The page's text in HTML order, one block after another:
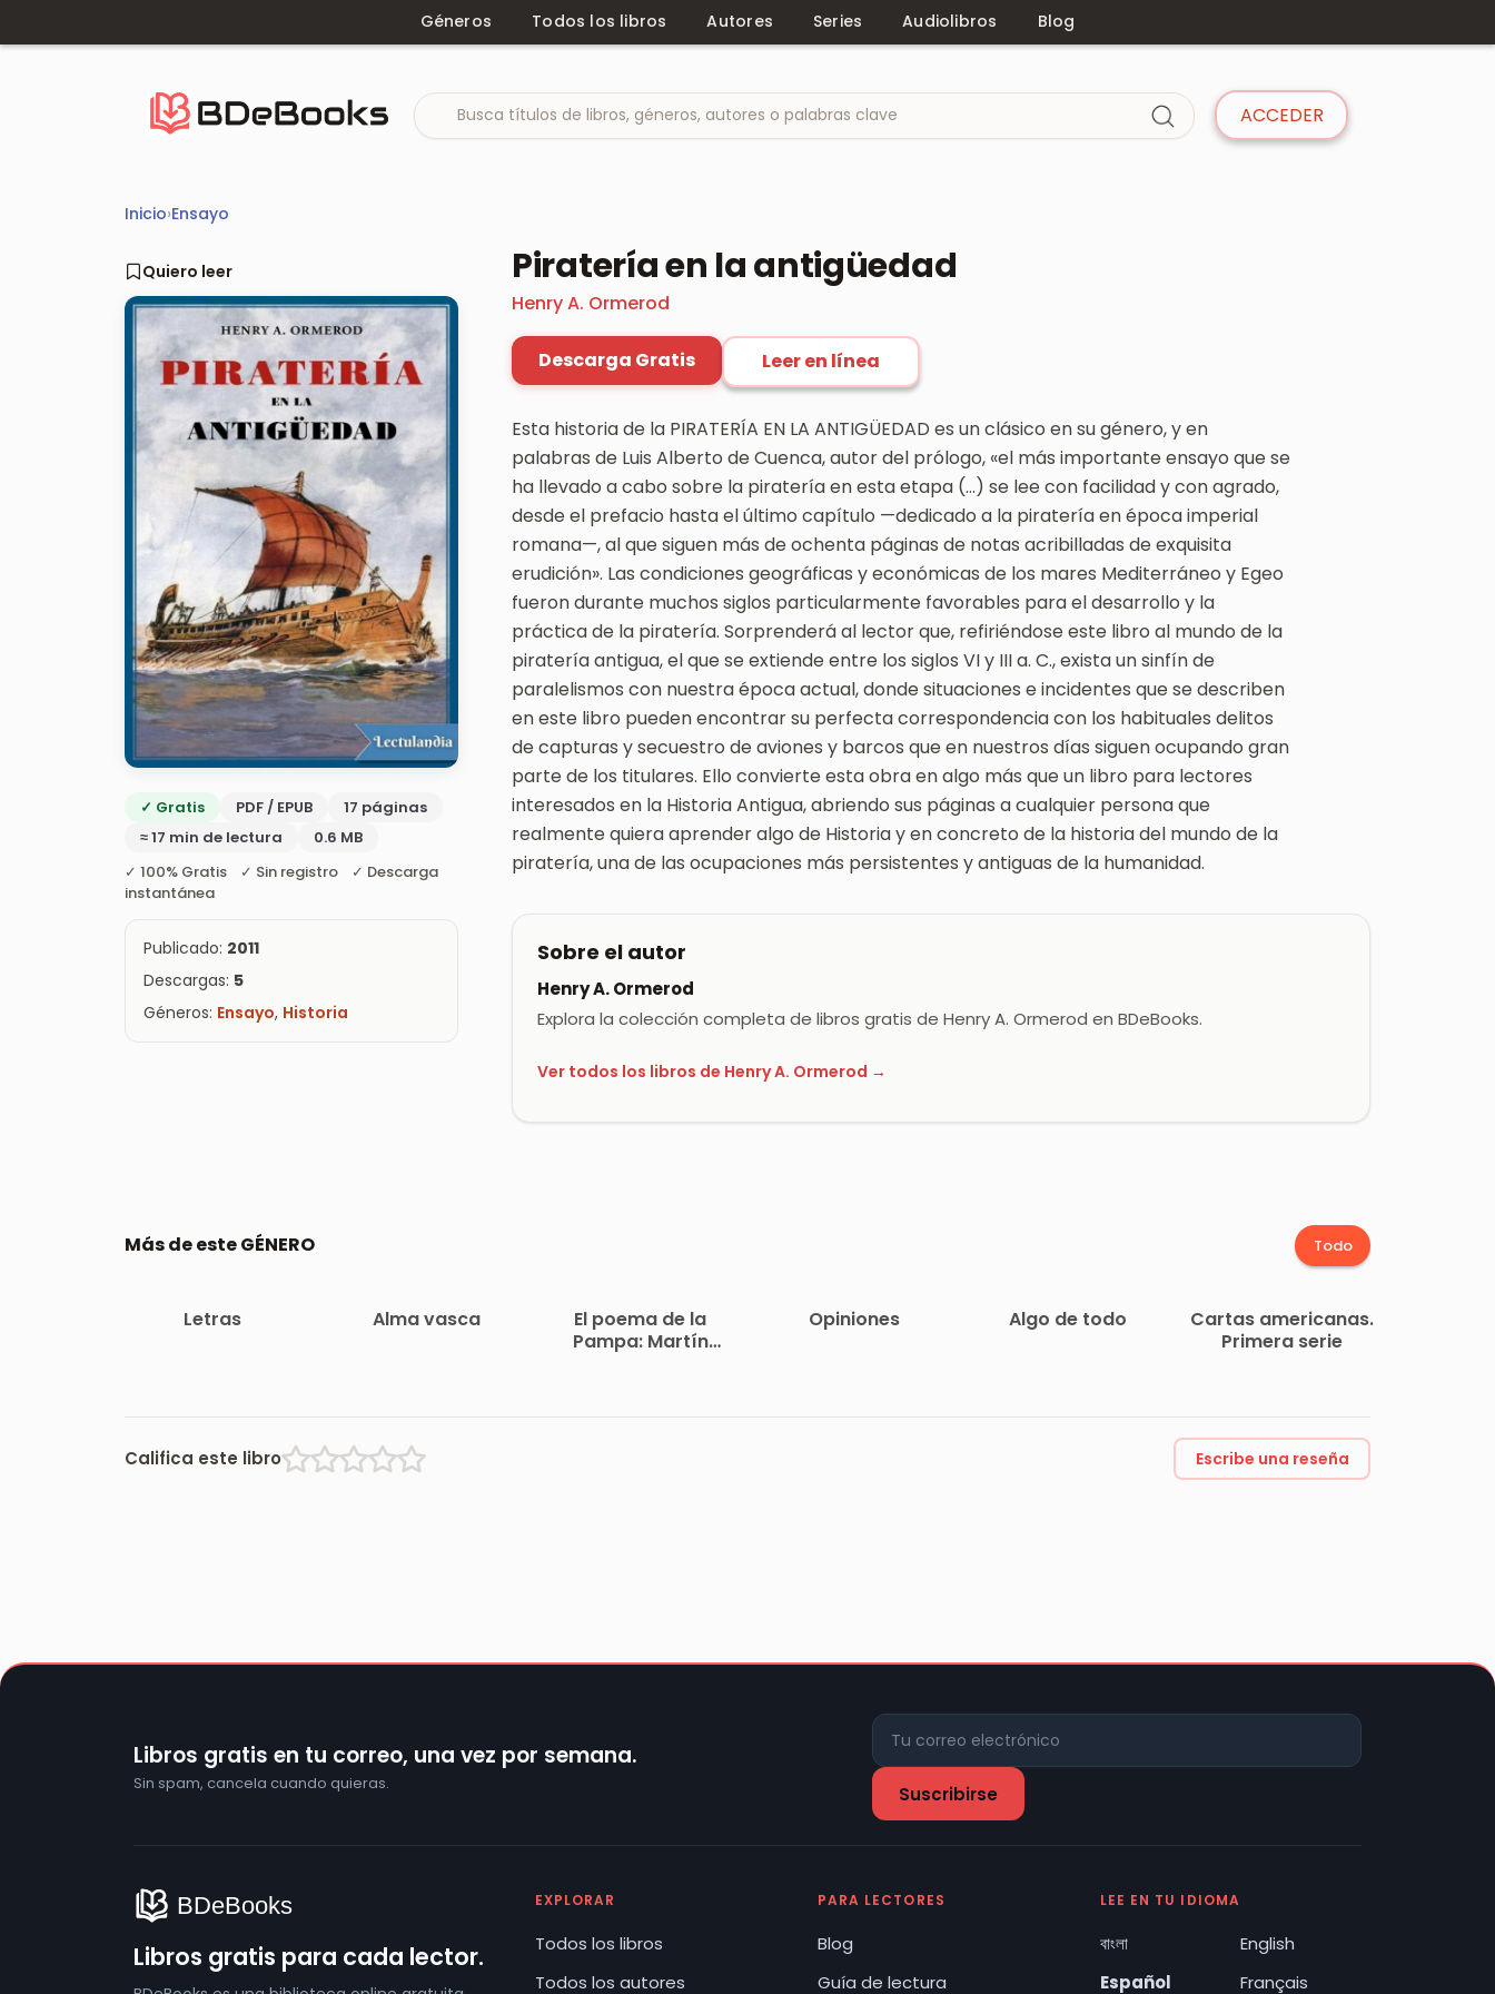
Géneros Todos los libros Autores Series Audiolibros Blog
ACCEDER
Inicio›Ensayo
Quiero leer
✓ Gratis PDF / EPUB
17 páginas
≈ 17 min de lectura
0.6 MB
✓ 100% Gratis ✓ Sin registro ✓ Descarga
instantánea
Publicado: 2011
Descargas: 5
Géneros: Ensayo, Historia
Piratería en la antigüedad
Henry A. Ormerod
Descarga Gratis Leer en línea
Esta historia de la PIRATERÍA EN LA ANTIGÜEDAD es un clásico en su género, y en
palabras de Luis Alberto de Cuenca, autor del prólogo, «el más importante ensayo que se
ha llevado a cabo sobre la piratería en esta etapa (…) se lee con facilidad y con agrado,
desde el prefacio hasta el último capítulo —dedicado a la piratería en época imperial
romana—, al que siguen más de ochenta páginas de notas acribilladas de exquisita
erudición». Las condiciones geográficas y económicas de los mares Mediterráneo y Egeo
fueron durante muchos siglos particularmente favorables para el desarrollo y la
práctica de la piratería. Sorprenderá al lector que, refiriéndose este libro al mundo de la
piratería antigua, el que se extiende entre los siglos VI y III a. C., exista un sinfín de
paralelismos con nuestra época actual, donde situaciones e incidentes que se describen
en este libro pueden encontrar su perfecta correspondencia con los habituales delitos
de capturas y secuestro de aviones y barcos que en nuestros días siguen ocupando gran
parte de los titulares. Ello convierte esta obra en algo más que un libro para lectores
interesados en la Historia Antigua, abriendo sus páginas a cualquier persona que
realmente quiera aprender algo de Historia y en concreto de la historia del mundo de la
piratería, una de las ocupaciones más persistentes y antiguas de la humanidad.
Sobre el autor
Henry A. Ormerod
Explora la colección completa de libros gratis de Henry A. Ormerod en BDeBooks.
Ver todos los libros de Henry A. Ormerod →
Más de este GÉNERO Todo
Letras Alma vasca
El poema de la
Pampa: Martín
Opiniones Algo de todo
Cartas americanas.
Primera serie
Califica este libro Escribe una reseña
Libros gratis en tu correo, una vez por semana.
Sin spam, cancela cuando quieras.
Libros gratis para cada lector.
EXPLORAR
Todos los libros
Todos los autores
PARA LECTORES
Blog
Guía de lectura
LEE EN TU IDIOMA
বাংলা
English
Español
Français